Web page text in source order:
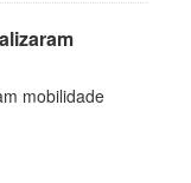
mobilidade